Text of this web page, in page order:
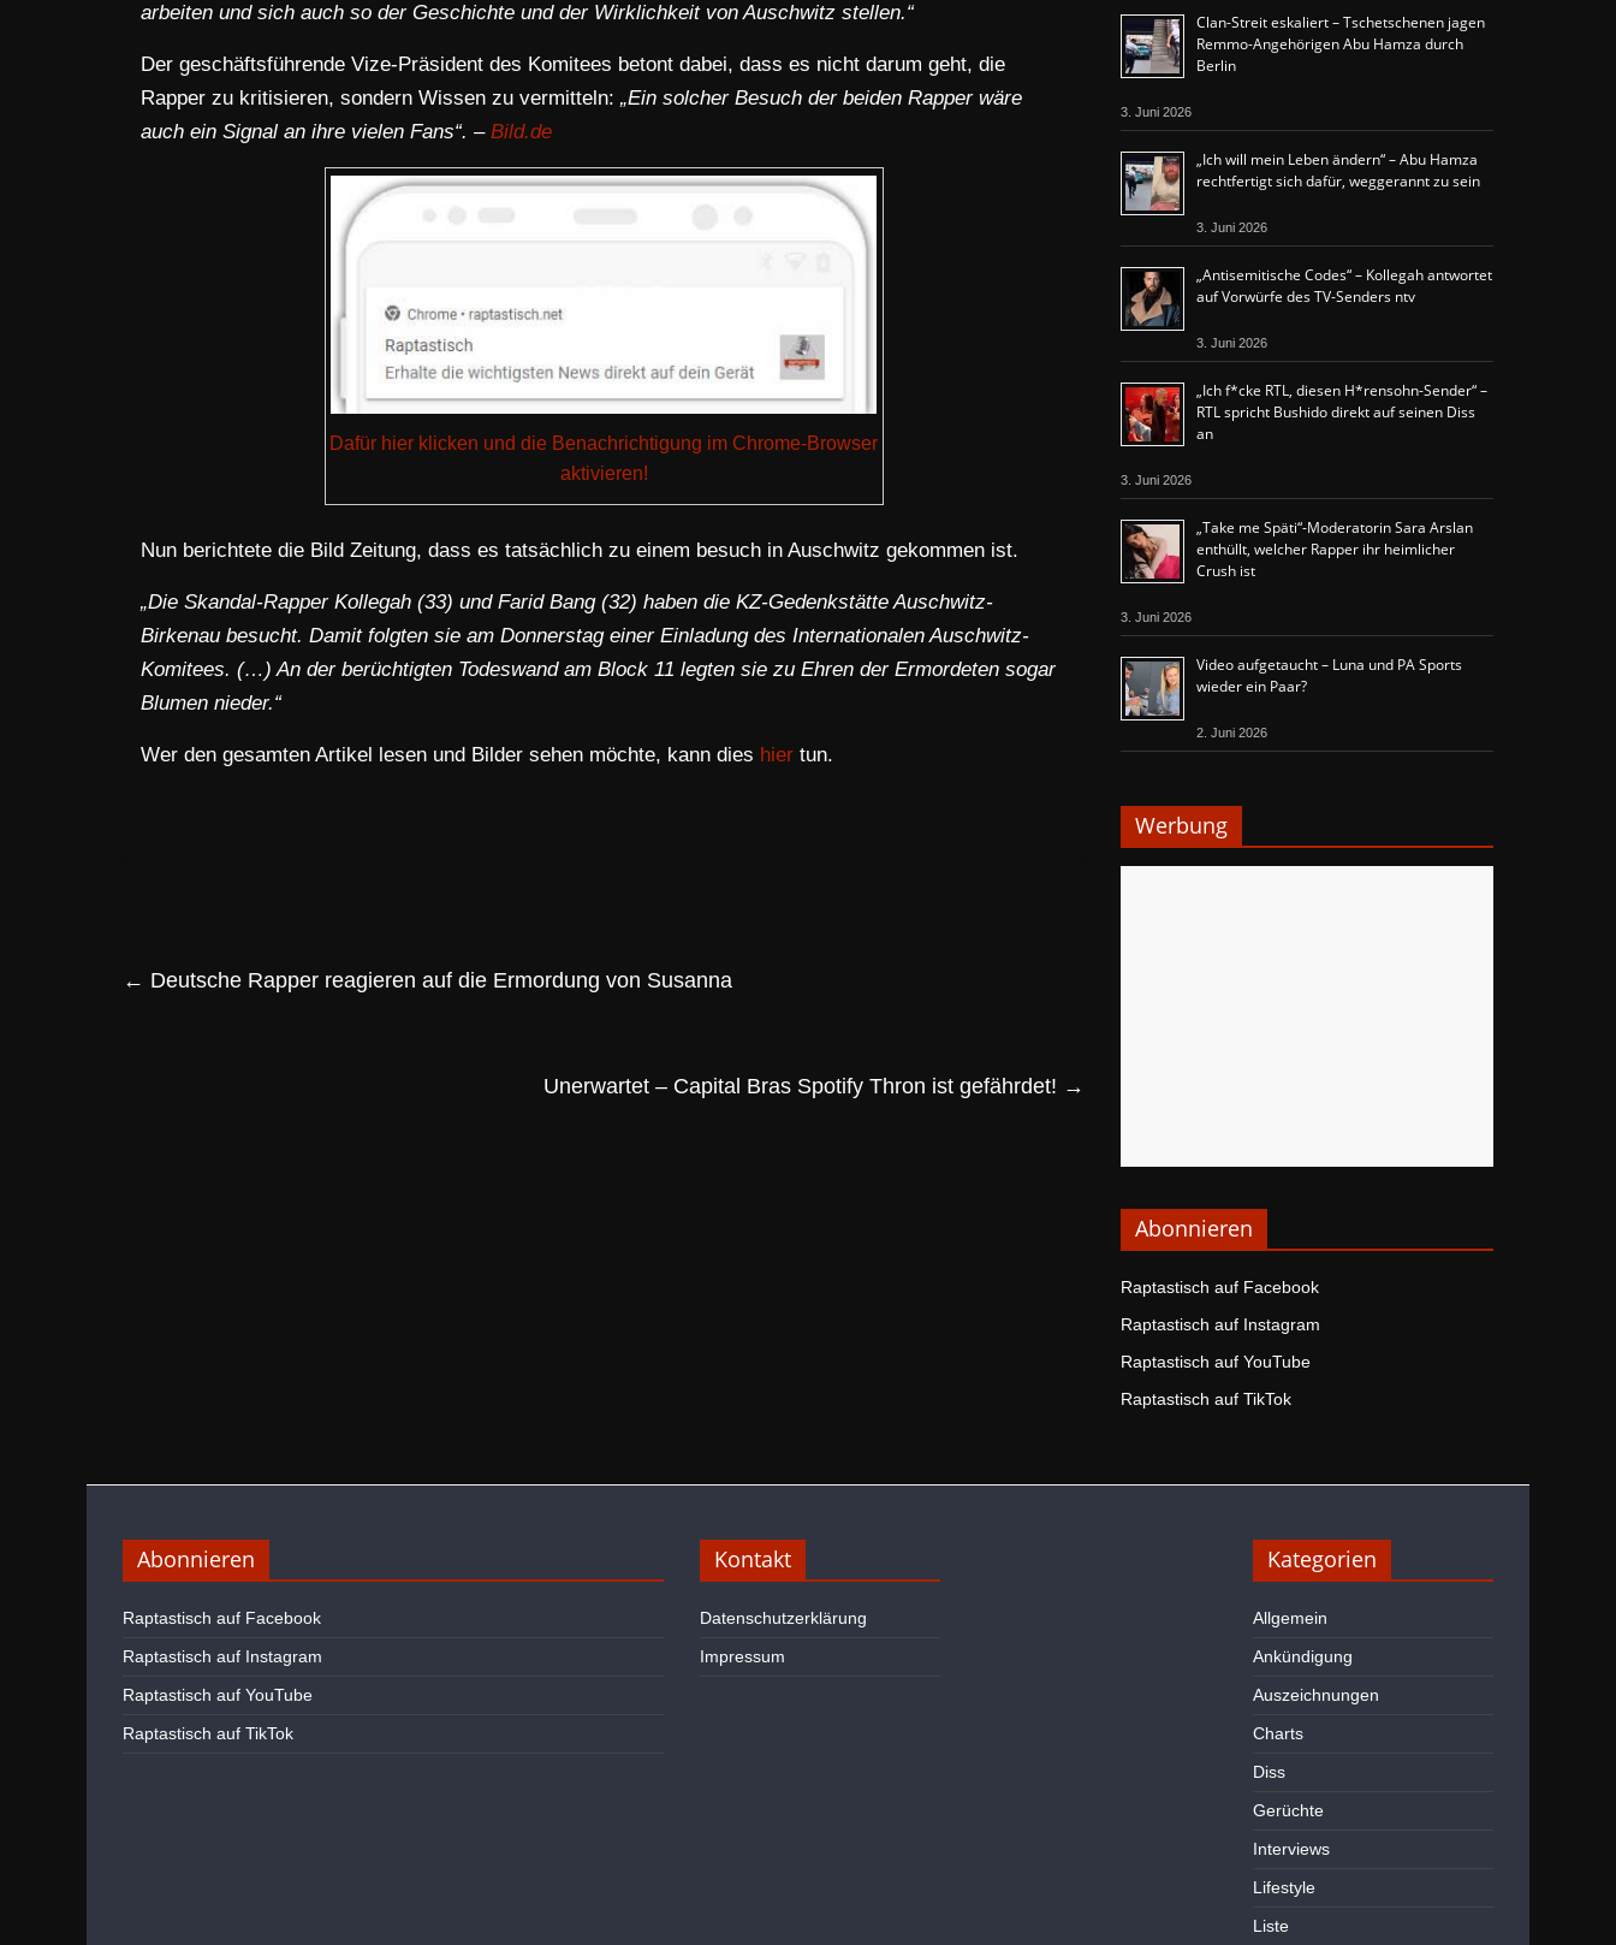
arbeiten und sich auch so der Geschichte und der Wirklichkeit von Auschwitz stellen.“
Der geschäftsführende Vize-Präsident des Komitees betont dabei, dass es nicht darum geht, die
Rapper zu kritisieren, sondern Wissen zu vermitteln: „Ein solcher Besuch der beiden Rapper wäre
auch ein Signal an ihre vielen Fans“. – Bild.de
Dafür hier klicken und die Benachrichtigung im Chrome-Browser
aktivieren!
Nun berichtete die Bild Zeitung, dass es tatsächlich zu einem besuch in Auschwitz gekommen ist.
„Die Skandal-Rapper Kollegah (33) und Farid Bang (32) haben die KZ-Gedenkstätte Auschwitz-
Birkenau besucht. Damit folgten sie am Donnerstag einer Einladung des Internationalen Auschwitz-
Komitees. (…) An der berüchtigten Todeswand am Block 11 legten sie zu Ehren der Ermordeten sogar
Blumen nieder.“
Wer den gesamten Artikel lesen und Bilder sehen möchte, kann dies hier tun.
← Deutsche Rapper reagieren auf die Ermordung von Susanna
Unerwartet – Capital Bras Spotify Thron ist gefährdet! →
Clan-Streit eskaliert – Tschetschenen jagen
Remmo-Angehörigen Abu Hamza durch
Berlin
3. Juni 2026
„Ich will mein Leben ändern“ – Abu Hamza
rechtfertigt sich dafür, weggerannt zu sein
3. Juni 2026
„Antisemitische Codes“ – Kollegah antwortet
auf Vorwürfe des TV-Senders ntv
3. Juni 2026
„Ich f*cke RTL, diesen H*rensohn-Sender“ –
RTL spricht Bushido direkt auf seinen Diss
an
3. Juni 2026
„Take me Späti“-Moderatorin Sara Arslan
enthüllt, welcher Rapper ihr heimlicher
Crush ist
3. Juni 2026
Video aufgetaucht – Luna und PA Sports
wieder ein Paar?
2. Juni 2026
Werbung
Abonnieren
Raptastisch auf Facebook
Raptastisch auf Instagram
Raptastisch auf YouTube
Raptastisch auf TikTok
Abonnieren
Raptastisch auf Facebook
Raptastisch auf Instagram
Raptastisch auf YouTube
Raptastisch auf TikTok
Kontakt
Datenschutzerklärung
Impressum
Kategorien
Allgemein
Ankündigung
Auszeichnungen
Charts
Diss
Gerüchte
Interviews
Lifestyle
Liste